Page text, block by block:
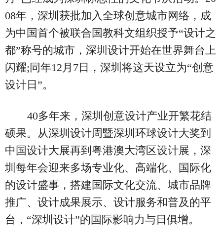
08年，深圳获批加入全球创意城市网络，成
为中国首个被联合国教科文组织授予“设计之
都”称号的城市，深圳设计开始在世界舞台上
闪耀;同年12月7日，深圳将这天设立为“创意
设计日”。
40多年来，深圳创意设计产业开繁花结
硕果。从深圳设计周暨深圳环球设计大奖到
中国设计大展再到粤港澳大湾区设计展，深
圳每年会迎来多场专业化、高端化、国际化
的设计盛事，搭建国际文化交流、城市品牌
推广、设计成果展示、设计服务和普及的平
台，“深圳设计”的国际影响力与日俱增。